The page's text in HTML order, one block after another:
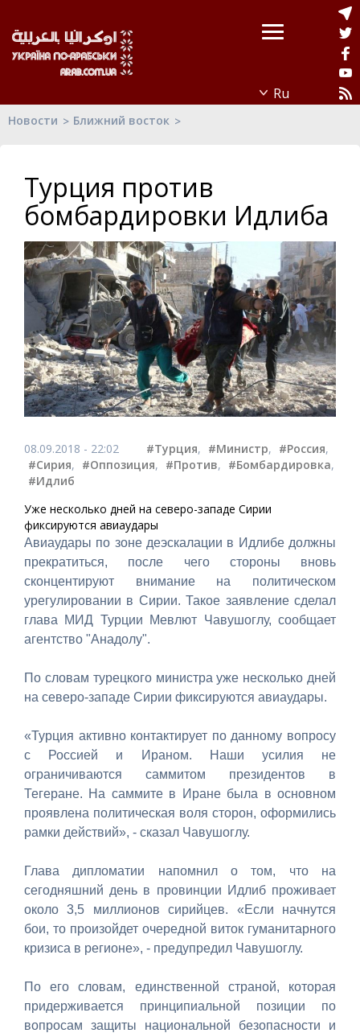
Новости Ближний восток
Турция против
бомбардировки Идлиба
08.09.2018 - 22:02 #Турция, #Министр, #Россия,
#Сирия, #Оппозиция, #Против, #Бомбардировка,
#Идлиб
Уже несколько дней на северо-западе Сирии
фиксируются авиаудары
Авиаудары по зоне деэскалации в Идлибе должны
прекратиться, после чего стороны вновь
сконцентируют внимание на политическом
урегулировании в Сирии. Такое заявление сделал
глава МИД Турции Мевлют Чавушоглу, сообщает
агентство "Анадолу".
По словам турецкого министра уже несколько дней
на северо-западе Сирии фиксируются авиаудары.
«Турция активно контактирует по данному вопросу
с Россией и Ираном. Наши усилия не
ограничиваются саммитом президентов в
Тегеране. На саммите в Иране была в основном
проявлена политическая воля сторон, оформились
рамки действий», - сказал Чавушоглу.
Глава дипломатии напомнил о том, что на
сегодняшний день в провинции Идлиб проживает
около 3,5 миллионов сирийцев. «Если начнутся
бои, то произойдет очередной виток гуманитарного
кризиса в регионе», - предупредил Чавушоглу.
По его словам, единственной страной, которая
придерживается принципиальной позиции по
вопросам защиты национальной безопасности и